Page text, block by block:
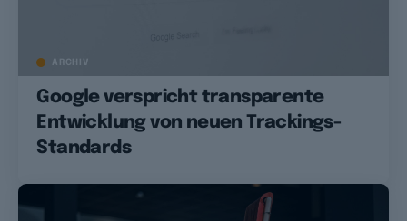
ARCHIV
Google verspricht transparente
Entwicklung von neuen Trackings-
Standards